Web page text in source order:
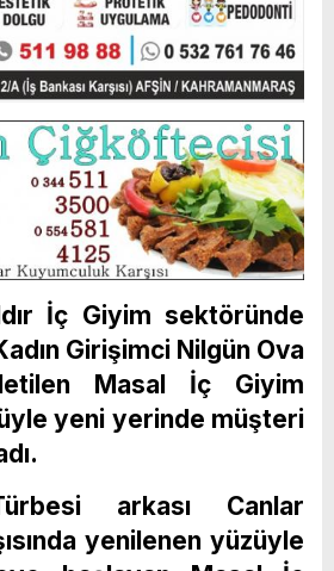
İç Giyim sektöründe
Girişimci Nilgün Ova
Masal İç Giyim
yeni yerinde müşteri
arkası Canlar
yenilenen yüzüyle